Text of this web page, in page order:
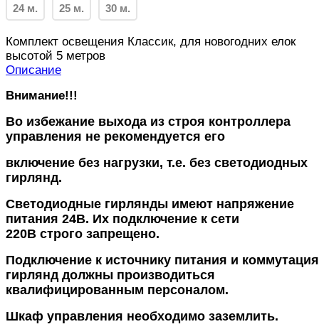
24 м. 25 м. 30 м.
Комплект освещения Классик, для новогодних елок
высотой 5 метров
Описание
Внимание!!!
Во избежание выхода из строя контроллера
управления не рекомендуется его
включение без нагрузки, т.е. без светодиодных
гирлянд.
Светодиодные гирлянды имеют напряжение
питания 24В. Их подключение к сети
220В строго запрещено.
Подключение к источнику питания и коммутация
гирлянд должны производиться
квалифицированным персоналом.
Шкаф управления необходимо заземлить.